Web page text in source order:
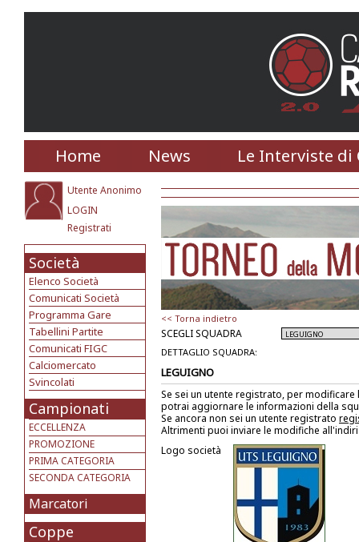
Home News Le Interviste di
Utente Anonimo
LOGIN
Registrati
Società
Elenco Società
Comunicati Società
Programma Gare
Tabellini Partite
Comunicati FIGC
Calciomercato
Svincolati
Campionati
ECCELLENZA
PROMOZIONE
PRIMA CATEGORIA
SECONDA CATEGORIA
Marcatori
Coppe
<< Torna indietro
SCEGLI SQUADRA
DETTAGLIO SQUADRA:
LEGUIGNO
Se sei un utente registrato, per
potrai aggiornare le informazioni della
Se ancora non sei un utente registrato
Altrimenti puoi inviare le modifiche
Logo società